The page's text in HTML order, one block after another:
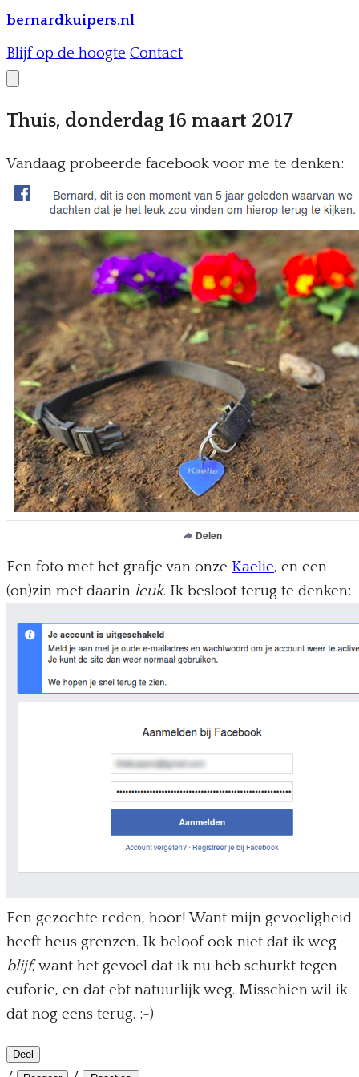
bernardkuipers.nl
Blijf op de hoogte Contact
Thuis, donderdag 16 maart 2017
Vandaag probeerde facebook voor me te denken:
Een foto met het grafje van onze Kaelie, en een
(on)zin met daarin leuk. Ik besloot terug te denken:
Een gezochte reden, hoor! Want mijn gevoeligheid
heeft heus grenzen. Ik beloof ook niet dat ik weg
blijf, want het gevoel dat ik nu heb schurkt tegen
euforie, en dat ebt natuurlijk weg. Misschien wil ik
dat nog eens terug. ;-)
Deel